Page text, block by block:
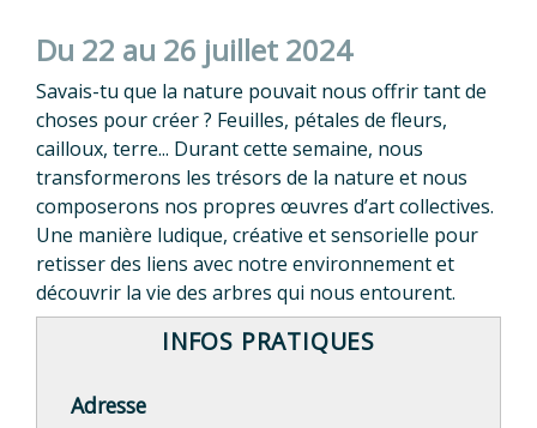
Du 22 au 26 juillet 2024
Savais-tu que la nature pouvait nous offrir tant de
choses pour créer ? Feuilles, pétales de fleurs,
cailloux, terre... Durant cette semaine, nous
transformerons les trésors de la nature et nous
composerons nos propres œuvres d’art collectives.
Une manière ludique, créative et sensorielle pour
retisser des liens avec notre environnement et
découvrir la vie des arbres qui nous entourent.
INFOS PRATIQUES
Adresse